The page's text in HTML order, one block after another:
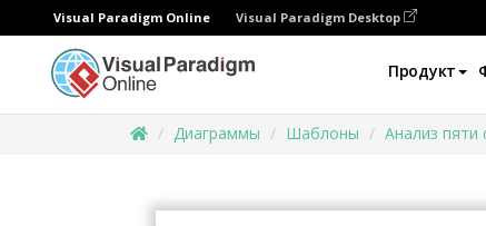
Visual Paradigm Online Visual Paradigm Desktop
Продукт
Диаграммы Шаблоны Анализ пяти